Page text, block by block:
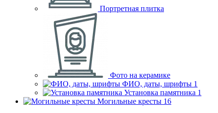
Портретная плитка
Фото на керамике
ФИО, даты, шрифты 1
Установка памятника 1
Могильные кресты 16